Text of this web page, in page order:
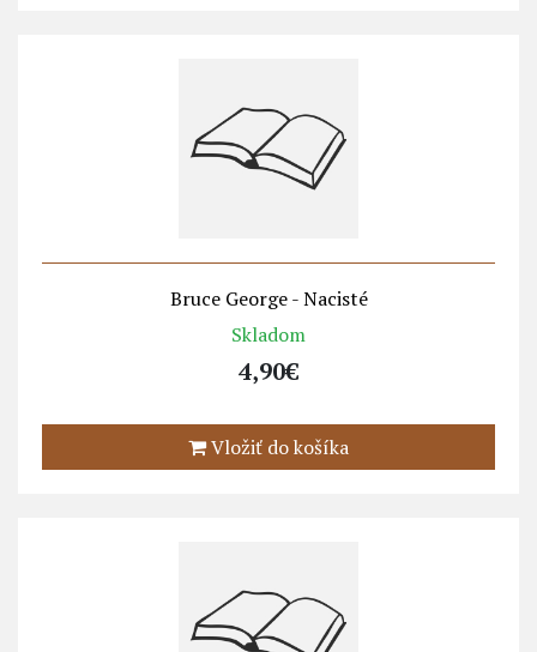
Bruce George - Nacisté
Skladom
4,90€
Vložiť do košíka